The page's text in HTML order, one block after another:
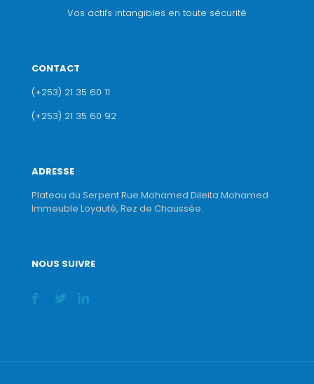
Vos actifs intangibles en toute sécurité
CONTACT
(+253) 21 35 60 11
(+253) 21 35 60 92
ADRESSE
Plateau du Serpent Rue Mohamed Dileita Mohamed
Immeuble Loyauté, Rez de Chaussée.
NOUS SUIVRE